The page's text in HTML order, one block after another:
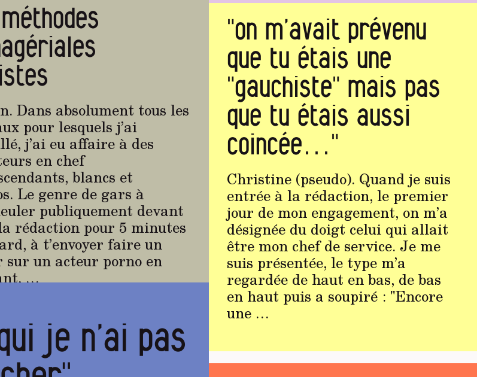
Dans absolument tous les
pour lesquels j’ai
j’ai eu affaire à des
en chef
blancs et
Le genre de gars à
publiquement devant
rédaction pour 5 minutes
à t’envoyer faire un
sur un acteur porno en
…
"on m’avait prévenu
que tu étais une
"gauchiste" mais pas
que tu étais aussi
coincée…"
Christine (pseudo). Quand je suis
entrée à la rédaction, le premier
jour de mon engagement, on m’a
désignée du doigt celui qui allait
être mon chef de service. Je me
suis présentée, le type m’a
regardée de haut en bas, de bas
en haut puis a soupiré : "Encore
une …
je n’ai pas